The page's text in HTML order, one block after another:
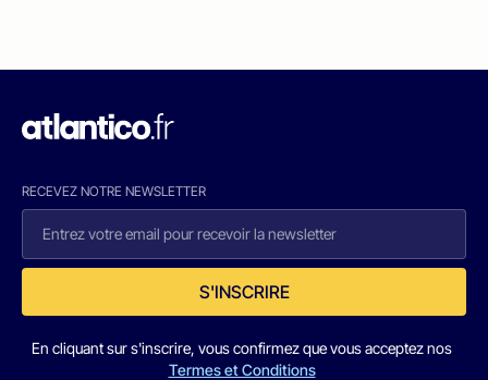
RECEVEZ NOTRE NEWSLETTER
S'INSCRIRE
En cliquant sur s'inscrire, vous confirmez que vous acceptez nos
Termes et Conditions